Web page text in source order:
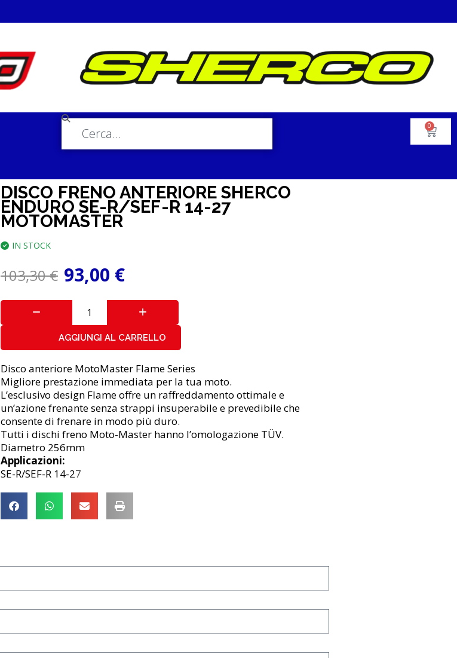
0
DISCO FRENO ANTERIORE SHERCO
ENDURO SE-R/SEF-R 14-27
MOTOMASTER
IN STOCK
103,30€ 93,00 €
AGGIUNGI AL CARRELLO
Disco anteriore MotoMaster Flame Series
Migliore prestazione immediata per la tua moto.
L’esclusivo design Flame offre un raffreddamento ottimale e
un’azione frenante senza strappi insuperabile e prevedibile che
consente di frenare in modo più duro.
Tutti i dischi freno Moto-Master hanno l’omologazione TÜV.
Diametro 256mm
Applicazioni:
SE-R/SEF-R 14-27